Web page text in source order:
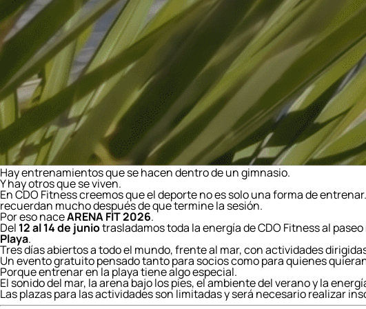
Hay entrenamientos que se hacen dentro de un gimnasio.
Y hay otros que se viven.
En CDO Fitness creemos que el deporte no es solo una forma de
recuerdan mucho después de que termine la sesión.
Por eso naceARENA FIT 2026.
Del 12 al 14 de juniotrasladamos toda la energía de CDO Fitness al
Playa.
Tres días abiertos a todo el mundo, frente al mar, con actividades
Un evento gratuito pensado tanto para socios como para quienes
Porque entrenar en la playa tiene algo especial.
El sonido del mar, la arena bajo los pies, el ambiente del verano y la
Las plazas para las actividades son limitadas y será necesario realizar